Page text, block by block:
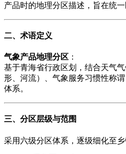
产品时的地理分区描述，旨在统一
二、术语定义
​气象产品地理分区​ ​：
基于青海省行政区划，结合天气
形、河流）、气象服务习惯性称
体系。
三、分区层级与范围
采用六级分区体系，逐级细化至乡